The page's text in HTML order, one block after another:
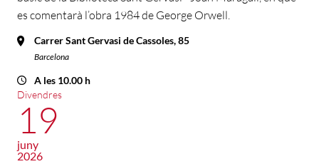
es comentarà l’obra 1984 de George Orwell.
Carrer Sant Gervasi de Cassoles, 85
Barcelona
A les 10.00 h
Divendres
19
juny
2026